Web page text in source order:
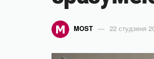
MOST 22 студзеня